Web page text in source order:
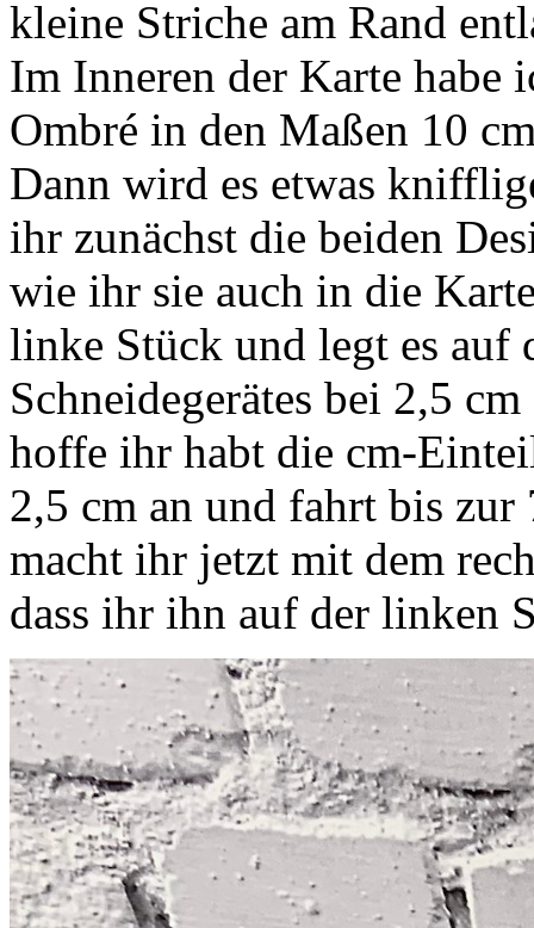
kleine Striche am Rand
Im Inneren der Karte habe
Ombré in den Maßen 10
Dann wird es etwas
ihr zunächst die beiden
wie ihr sie auch in die
linke Stück und legt es auf
Schneidegerätes bei 2,5
hoffe ihr habt die cm-
2,5 cm an und fahrt bis
macht ihr jetzt mit dem
dass ihr ihn auf der linken